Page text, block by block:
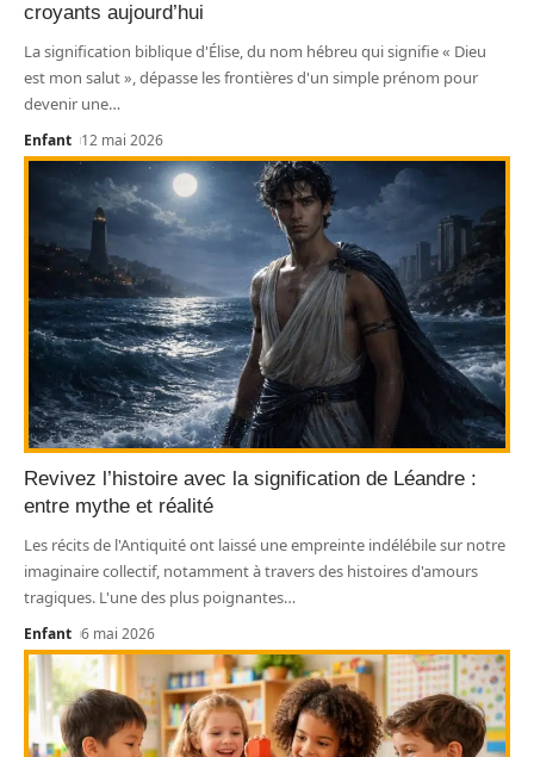
croyants aujourd’hui
La signification biblique d'Élise, du nom hébreu qui signifie « Dieu
est mon salut », dépasse les frontières d'un simple prénom pour
devenir une…
Enfant 12 mai 2026
Revivez l’histoire avec la signification de Léandre :
entre mythe et réalité
Les récits de l'Antiquité ont laissé une empreinte indélébile sur notre
imaginaire collectif, notamment à travers des histoires d'amours
tragiques. L'une des plus poignantes…
Enfant 6 mai 2026